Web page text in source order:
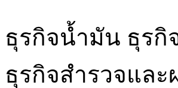
ธุรกิจน้ำมัน ธุรกิ
ธุรกิจสำรวจแล